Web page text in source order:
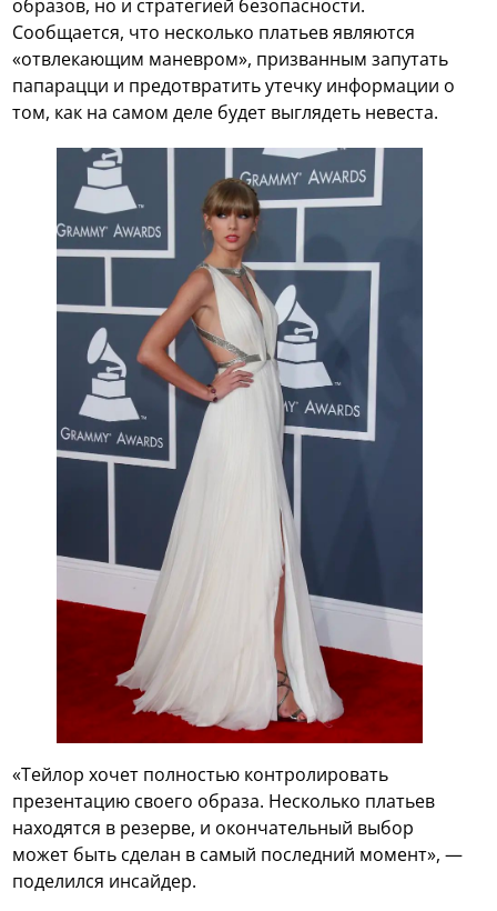
образов, но и стратегией безопасности.
Сообщается, что несколько платьев являются
«отвлекающим маневром», призванным запутать
папарацци и предотвратить утечку информации о
том, как на самом деле будет выглядеть невеста.
«Тейлор хочет полностью контролировать
презентацию своего образа. Несколько платьев
находятся в резерве, и окончательный выбор
может быть сделан в самый последний момент», —
поделился инсайдер.